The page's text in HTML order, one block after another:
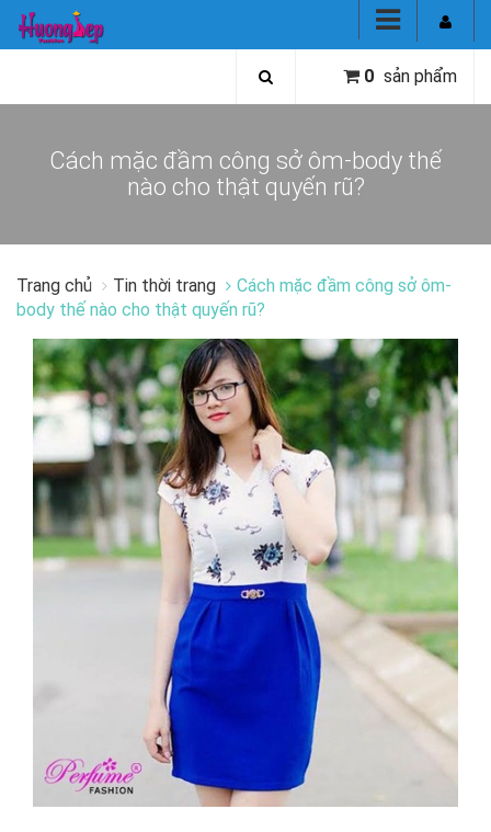
0 sản phẩm
Cách mặc đầm công sở ôm-body thế
nào cho thật quyến rũ?
Trang chủ Tin thời trang
Cách mặc đầm công sở ôm-
body thế nào cho thật quyến rũ?